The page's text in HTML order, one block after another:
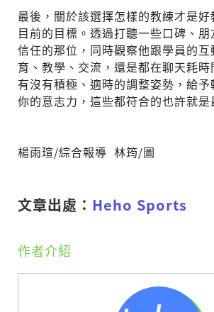
最後，關於該選擇怎樣的教練才是
目前的目標。透過打聽一些口碑、
信任的那位，同時觀察他跟學員的
育、教學、交流，還是都在聊天耗
有沒有積極、適時的調整姿勢，給
你的意志力，這些都符合的也許就是
楊雨瑄/綜合報導 林筠/圖
文章出處： Heho Sports
作者介紹